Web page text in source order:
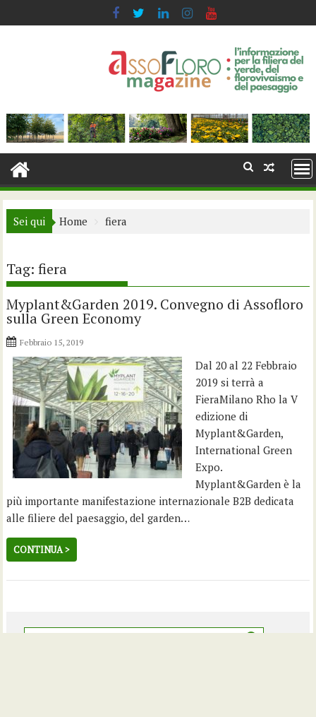
to
Sei qui Home fiera
Tag:fiera
Myplant&Garden 2019. Convegno di Assofloro
sulla Green Economy
Febbraio 15, 2019
Dal 20 al 22 Febbraio
2019 si terrà a
FieraMilano Rho la V
edizione di
Myplant&Garden,
International Green
Expo.
Myplant&Garden è la
più importante manifestazione internazionale B2B dedicata
alle filiere del paesaggio, del garden…
CONTINUA >